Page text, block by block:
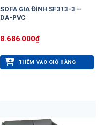
SOFA GIA ĐÌNH SF313-3 –
DA-PVC
8.686.000₫
THÊM VÀO GIỎ HÀNG